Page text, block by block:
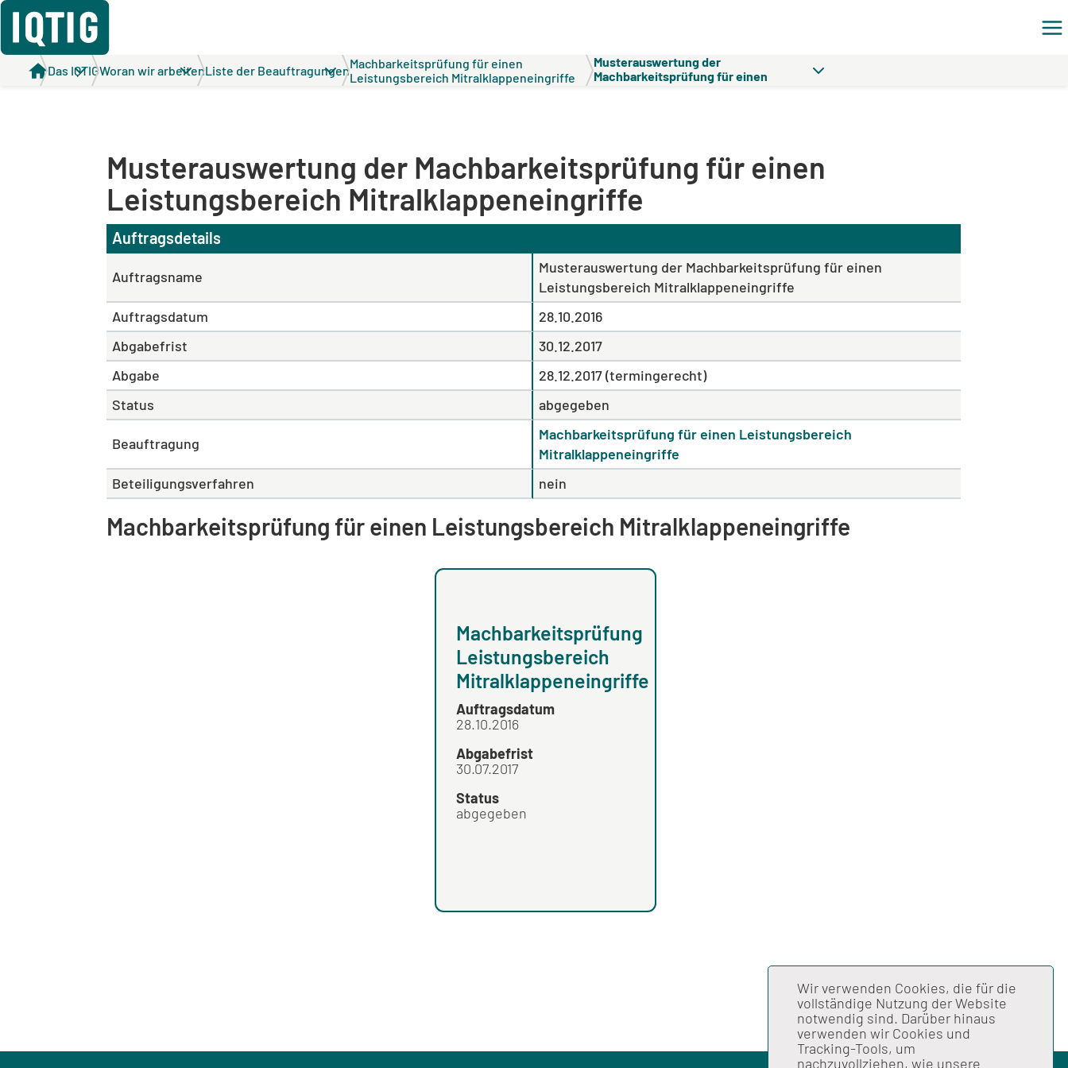
Das IQTIGWoran wir arbeitenListe der BeauftragungenMachbarkeitsprüfung für einen
Leistungsbereich Mitralklappeneingriffe
Musterauswertung der
Machbarkeitsprüfung für einen
Musterauswertung der Machbarkeitsprüfung für einen
Leistungsbereich Mitralklappeneingriffe
Auftragsdetails
Auftragsname
Musterauswertung der Machbarkeitsprüfung für einen
Leistungsbereich Mitralklappeneingriffe
Auftragsdatum
28.10.2016
Abgabefrist
30.12.2017
Abgabe
28.12.2017 (termingerecht)
Status
abgegeben
Beauftragung
Machbarkeitsprüfung für einen Leistungsbereich
Mitralklappeneingriffe
Beteiligungsverfahren
nein
Machbarkeitsprüfung für einen Leistungsbereich Mitralklappeneingriffe
Machbarkeitsprüfung
Leistungsbereich
Mitralklappeneingriffe
Auftragsdatum
28.10.2016
Abgabefrist
30.07.2017
Status
abgegeben
Wir verwenden Cookies, die für die
vollständige Nutzung der Website
notwendig sind. Darüber hinaus
verwenden wir Cookies und
Tracking-Tools, um
nachzuvollziehen, wie unsere